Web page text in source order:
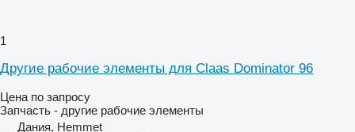
1
Другие рабочие элементы для Claas Dominator 96
Цена по запросу
Запчасть - другие рабочие элементы
Дания, Hemmet